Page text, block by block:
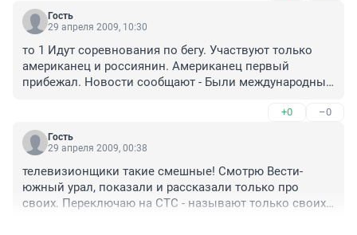
Гость
29 апреля 2009, 10:30
то 1 Идут соревнования по бегу. Участвуют только
американец и россиянин. Американец первый
прибежал. Новости сообщают - Были международные
вторым, американец предпоследний. Вот примерно
такая обьективность во всем.
+0 –0
Гость
29 апреля 2009, 00:38
телевизионщики такие смешные! Смотрю Вести-
южный урал, показали и рассказали только про
своих. Переключаю на СТС - называют только своих.